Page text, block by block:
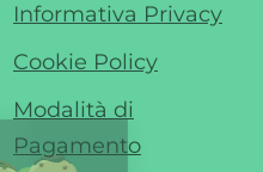
Informativa Privacy
Cookie Policy
Modalità di
Pagamento